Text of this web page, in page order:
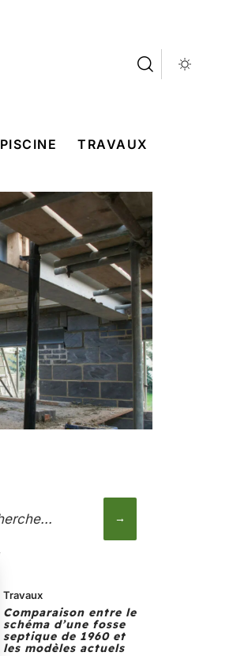
PISCINE TRAVAUX
Travaux
Comparaison entre le
schéma d’une fosse
septique de 1960 et
les modèles actuels